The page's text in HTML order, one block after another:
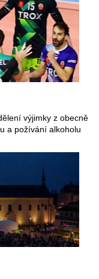
výjimky z obecně
a požívání alkoholu